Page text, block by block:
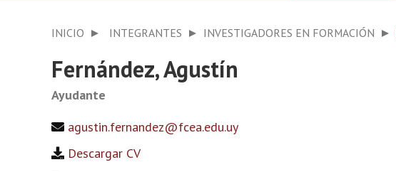
INICIO INTEGRANTES INVESTIGADORES EN FORMACIÓN
Fernández, Agustín
Ayudante
agustin.fernandez@fcea.edu.uy
Descargar CV